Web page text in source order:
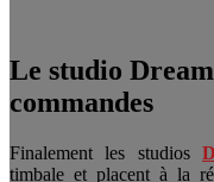
Le studio
commandes
Finalement les studios
timbale et placent à la